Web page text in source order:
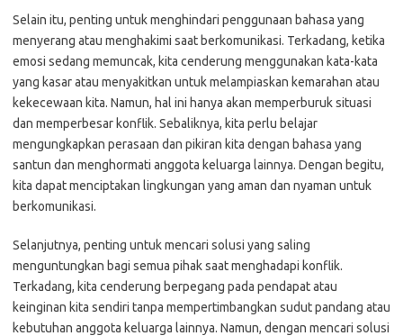
Selain itu, penting untuk menghindari penggunaan bahasa yang
menyerang atau menghakimi saat berkomunikasi. Terkadang, ketika
emosi sedang memuncak, kita cenderung menggunakan kata-kata
yang kasar atau menyakitkan untuk melampiaskan kemarahan atau
kekecewaan kita. Namun, hal ini hanya akan memperburuk situasi
dan memperbesar konflik. Sebaliknya, kita perlu belajar
mengungkapkan perasaan dan pikiran kita dengan bahasa yang
santun dan menghormati anggota keluarga lainnya. Dengan begitu,
kita dapat menciptakan lingkungan yang aman dan nyaman untuk
berkomunikasi.
Selanjutnya, penting untuk mencari solusi yang saling
menguntungkan bagi semua pihak saat menghadapi konflik.
Terkadang, kita cenderung berpegang pada pendapat atau
keinginan kita sendiri tanpa mempertimbangkan sudut pandang atau
kebutuhan anggota keluarga lainnya. Namun, dengan mencari solusi